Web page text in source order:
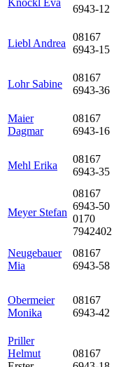
Knöckl Eva
6943-12
Liebl Andrea
08167
6943-15
Lohr Sabine
08167
6943-36
Maier
Dagmar
08167
6943-16
Mehl Erika
08167
6943-35
Meyer Stefan
08167
6943-50
0170
7942402
Neugebauer
Mia
08167
6943-58
Obermeier
Monika
08167
6943-42
Priller
Helmut
08167